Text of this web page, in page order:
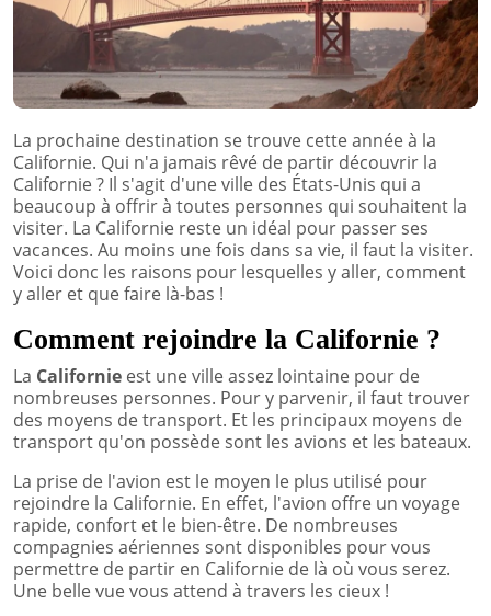
La prochaine destination se trouve cette année à la
Californie. Qui n'a jamais rêvé de partir découvrir la
Californie ? Il s'agit d'une ville des États-Unis qui a
beaucoup à offrir à toutes personnes qui souhaitent la
visiter. La Californie reste un idéal pour passer ses
vacances. Au moins une fois dans sa vie, il faut la visiter.
Voici donc les raisons pour lesquelles y aller, comment
y aller et que faire là-bas !
Comment rejoindre la Californie ?
La Californie est une ville assez lointaine pour de
nombreuses personnes. Pour y parvenir, il faut trouver
des moyens de transport. Et les principaux moyens de
transport qu'on possède sont les avions et les bateaux.
La prise de l'avion est le moyen le plus utilisé pour
rejoindre la Californie. En effet, l'avion offre un voyage
rapide, confort et le bien-être. De nombreuses
compagnies aériennes sont disponibles pour vous
permettre de partir en Californie de là où vous serez.
Une belle vue vous attend à travers les cieux !